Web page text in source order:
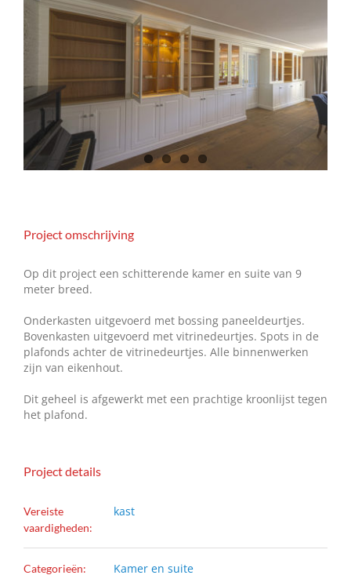
Image
Project omschrijving
Op dit project een schitterende kamer en suite van 9
meter breed.
Onderkasten uitgevoerd met bossing paneeldeurtjes.
Bovenkasten uitgevoerd met vitrinedeurtjes. Spots in de
plafonds achter de vitrinedeurtjes. Alle binnenwerken
zijn van eikenhout.
Dit geheel is afgewerkt met een prachtige kroonlijst tegen
het plafond.
Project details
Vereiste
vaardigheden:
kast
Categorieën: Kamer en suite